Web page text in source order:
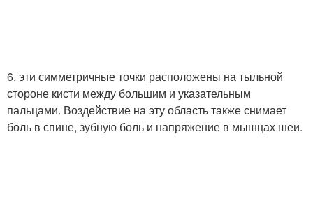
6. эти симметричные точки расположены на тыльной
стороне кисти между большим и указательным
пальцами. Воздействие на эту область также снимает
боль в спине, зубную боль и напряжение в мышцах шеи.